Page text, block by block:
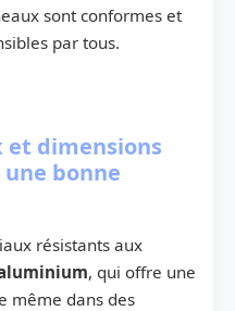
sont conformes et
par tous.
et dimensions
bonne
résistants aux
, qui offre une
même dans des